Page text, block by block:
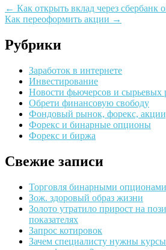
← Как открыть вклад через сбербанк
Как переоформить акции →
Рубрики
Заработок в интернете
Инвестирование
Новости фьючерсов и сырьевых
Обрети финансовую свободу
Фондовый рынок, форекс,
Форекс и бинарные опционы
Форекс и биржа
Свежие записи
Торговля бинарными
Зож. здоровый образ жизни
Золото утратило прирост на
показателях
Запрос котировок
Зачем специалисту нужны